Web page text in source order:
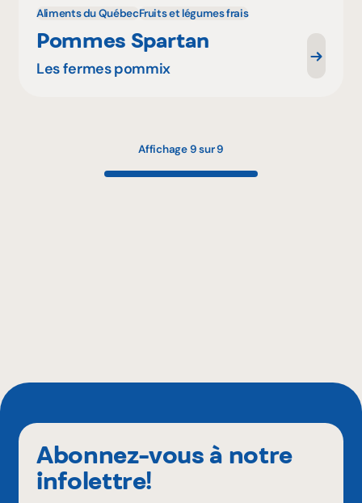
Aliments du QuébecFruits et légumes frais
Pommes Spartan
Les fermes pommix
Affichage 9 sur 9
Abonnez-vous à notre
infolettre!